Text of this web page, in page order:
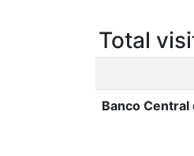
Total
Banco